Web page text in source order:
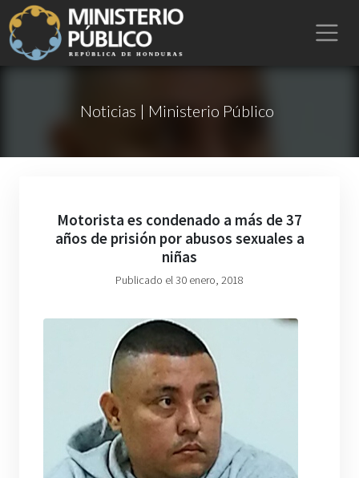
Noticias | Ministerio Público
Motorista es condenado a más de 37
años de prisión por abusos sexuales a
niñas
Publicado el 30 enero, 2018